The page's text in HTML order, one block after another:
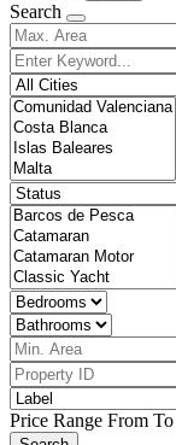
Search
Price Range From To